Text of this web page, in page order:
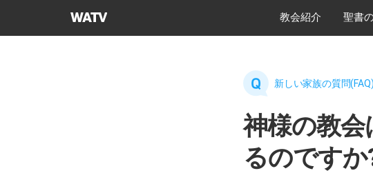
神
教会紹介 聖書
新しい家族の質問(FAQ)
神様の教
るのですか